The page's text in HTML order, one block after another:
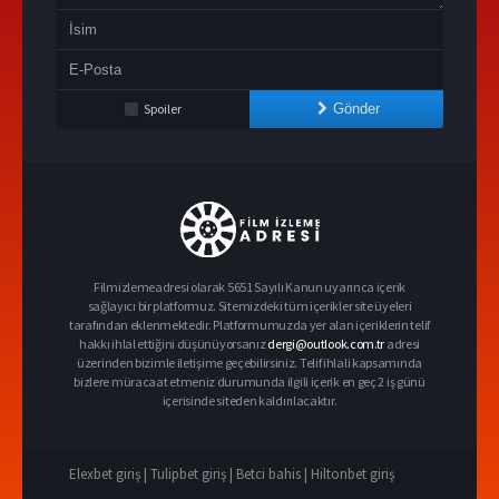
Spoiler Gönder
Filmizlemeadresi olarak 5651 Sayılı Kanun uyarınca içerik
sağlayıcı bir platformuz. Sitemizdeki tüm içerikler site üyeleri
tarafından eklenmektedir. Platformumuzda yer alan içeriklerin telif
hakkı ihlal ettiğini düşünüyorsanızdergi@outlook.com.tr adresi
üzerinden bizimle iletişime geçebilirsiniz. Telif ihlali kapsamında
bizlere müracaat etmeniz durumunda ilgili içerik en geç 2 iş günü
içerisinde siteden kaldırılacaktır.
Elexbet giriş | Tulipbet giriş | Betci bahis | Hiltonbet giriş